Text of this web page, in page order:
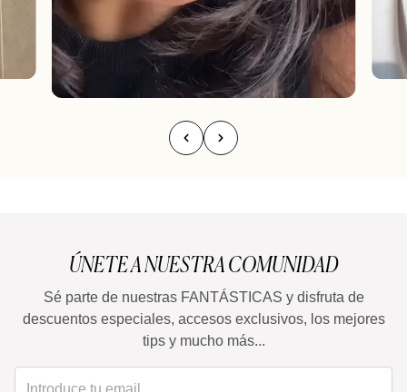
ÚNETE A NUESTRA COMUNIDAD
Sé parte de nuestras FANTÁSTICAS y disfruta de
descuentos especiales, accesos exclusivos, los mejores
tips y mucho más...